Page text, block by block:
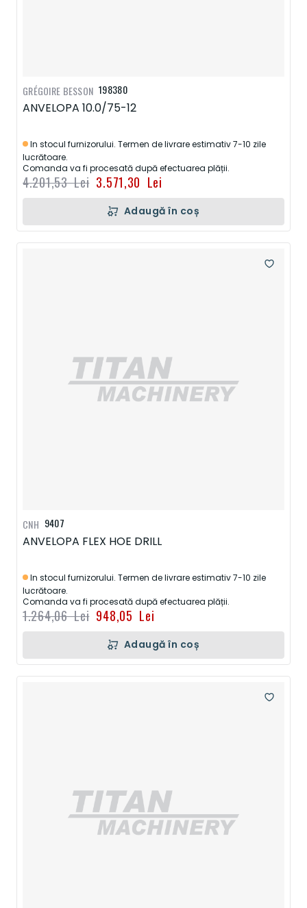
198380
ANVELOPA 10.0/75-12
In stocul furnizorului. Termen de livrare estimativ 7-10 zile
lucrătoare.
Comanda va fi procesată după efectuarea plății.
3.571,30 Lei
4.201,53 Lei
GRÉGOIRE BESSON
Adaugă în coș
9407
ANVELOPA FLEX HOE DRILL
In stocul furnizorului. Termen de livrare estimativ 7-10 zile
lucrătoare.
Comanda va fi procesată după efectuarea plății.
948,05 Lei
1.264,06 Lei
CNH
Adaugă în coș